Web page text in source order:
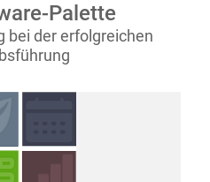
Palette
bei der erfolgreichen